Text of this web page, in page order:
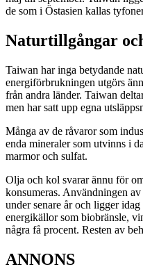
de som i Östasien kallas
Naturtillgångar
Taiwan har inga betydande
energiförbrukningen utgörs
från andra länder. Taiwan
men har satt upp egna
Många av de råvaror som
enda mineraler som utvinns i
marmor och sulfat.
Olja och kol svarar ännu för
konsumeras. Användningen
under senare år och ligger
energikällor som biobränsle,
några få procent. Resten av
ANNONS